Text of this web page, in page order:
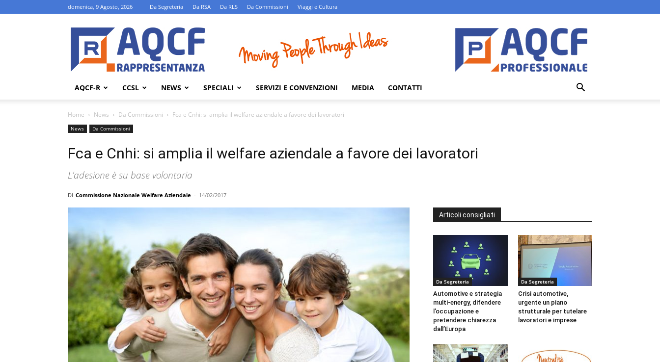
domenica, 9 Agosto, 2026 Da Segreteria Da RSA Da RLS Da Commissioni Viaggi e Cultura
AQCF-
R
AQCF-R CCSL NEWS SPECIALI SERVIZI E CONVENZIONI MEDIA CONTATTI
Home News Da Commissioni Fca e Cnhi: si amplia il welfare aziendale a favore dei lavoratori
News Da Commissioni
Fca e Cnhi: si amplia il welfare aziendale a favore dei lavoratori
L’adesione è su base volontaria
Di Commissione Nazionale Welfare Aziendale - 14/02/2017
Articoli consigliati
Da Segreteria
Automotive e strategia
multi-energy, difendere
l’occupazione e
pretendere chiarezza
dall’Europa
Da Segreteria
Crisi automotive,
urgente un piano
strutturale per tutelare
lavoratori e imprese